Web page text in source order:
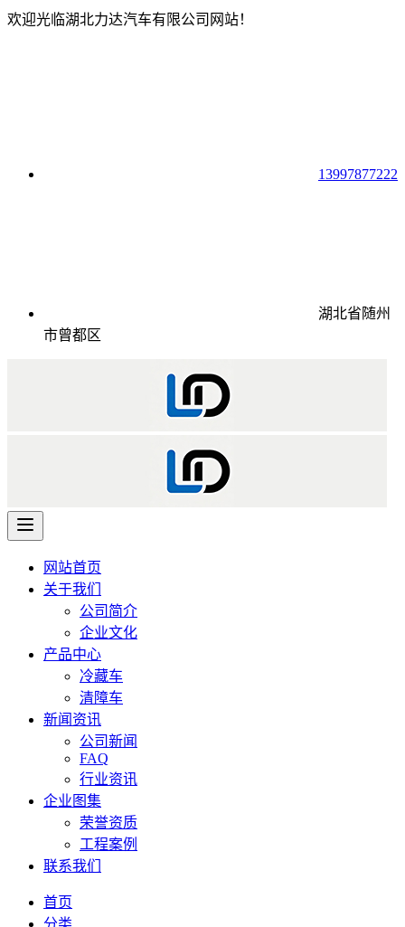
欢迎光临湖北力达汽车有限公司网站！
13997877222
湖北省随州
市曾都区
网站首页
关于我们
公司简介
企业文化
产品中心
冷藏车
清障车
新闻资讯
公司新闻
FAQ
行业资讯
企业图集
荣誉资质
工程案例
联系我们
首页
分类